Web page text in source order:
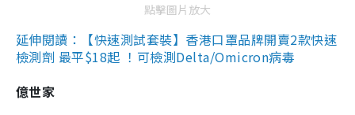
點擊圖片放大
延伸閱讀：【快速測試套裝】香港口罩品牌開賣2款快速
檢測劑 最平$18起 ！可檢測Delta/Omicron病毒
億世家